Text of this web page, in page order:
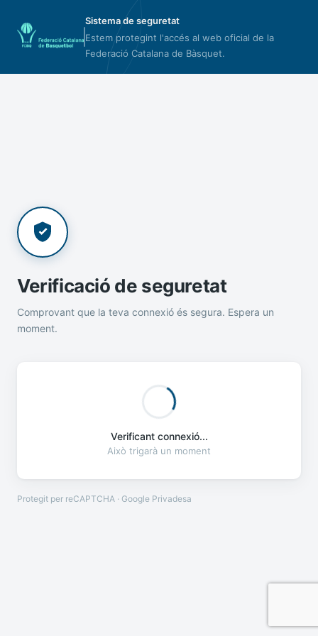
Sistema de seguretat
Estem protegint l'accés al web oficial de la
Federació Catalana de Bàsquet.
Verificació de seguretat
Comprovant que la teva connexió és segura. Espera un
moment.
Verificant connexió...
Això trigarà un moment
Protegit per reCAPTCHA · Google Privadesa